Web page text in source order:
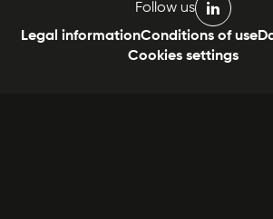
Follow us
linkedin
Legal informationConditions of use
Cookies settings